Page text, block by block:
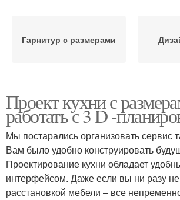
Гарнитур с размерами
Угловые кухни Шкафы
Стандартные размеры
Проект кухни с
работать с 3 D -
Мы постарались организовать сервис
Вам было удобно конструировать
Проектирование кухни обладает
интерфейсом. Даже если вы ни разу
расстановкой мебели – все